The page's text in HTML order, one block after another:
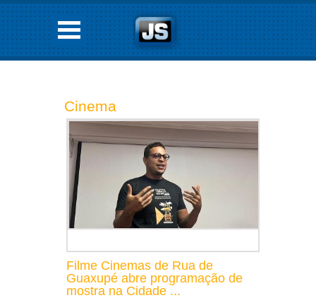
Cinema
Filme Cinemas de Rua de
Guaxupé abre programação de
mostra na Cidade ...